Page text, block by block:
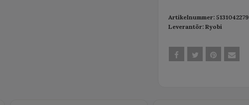
Artikelnummer: 5131042279
Leverantör: Ryobi